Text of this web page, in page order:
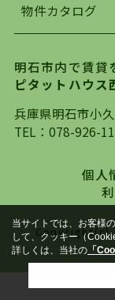
を行っており
ります。店頭
自身でインタ
探していただ
対して、専門
せていただ
は、一度だ
お付き合い
職・ご結婚・
わたる、良き
た営業スタイ
く思っており
物件をお探
物件カタログ
明石市内で賃貸
ピタットハウス
兵庫県明石市小
TEL： 078-926-
個人
Copyright(c)
当サイトでは、お客様
して、クッキー（
詳しくは、当社の 「